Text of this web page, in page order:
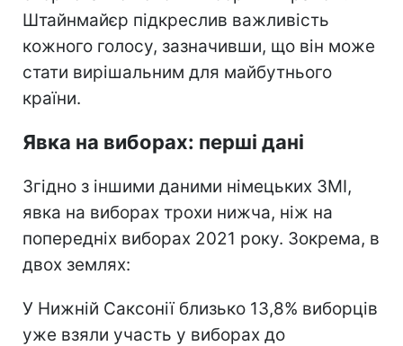
Штайнмайєр підкреслив важливість
кожного голосу, зазначивши, що він може
стати вирішальним для майбутнього
країни.
Явка на виборах: перші дані
Згідно з іншими даними німецьких ЗМІ,
явка на виборах трохи нижча, ніж на
попередніх виборах 2021 року. Зокрема, в
двох землях:
У Нижній Саксонії близько 13,8% виборців
уже взяли участь у виборах до